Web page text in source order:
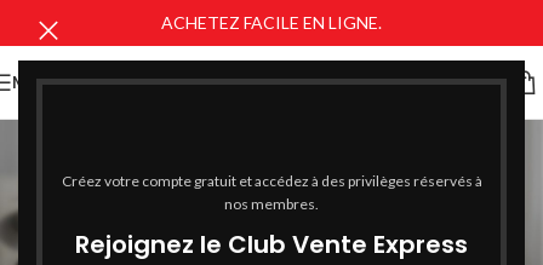
Créez votre compte gratuit et accédez à des privilèges réservés à
nos membres.
Rejoignez le Club Vente Express
ACHETEZ FACILE EN LIGNE.
MENU
peau atopique
Catégories
Voici le seul résultat